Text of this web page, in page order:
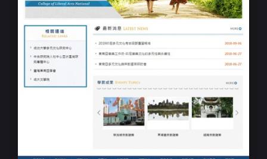
學校課程響應式網站設計